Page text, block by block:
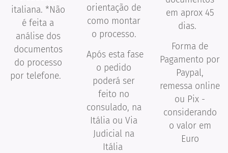
italiana. *Não
é feita a
análise dos
documentos
do processo
por telefone.
orientação de
como montar
o processo.
Após esta fase
o pedido
poderá ser
feito no
consulado, na
Itália ou Via
Judicial na
Itália
em aprox 45
dias.
Forma de
Pagamento por
Paypal,
remessa online
ou Pix -
considerando
o valor em
Euro